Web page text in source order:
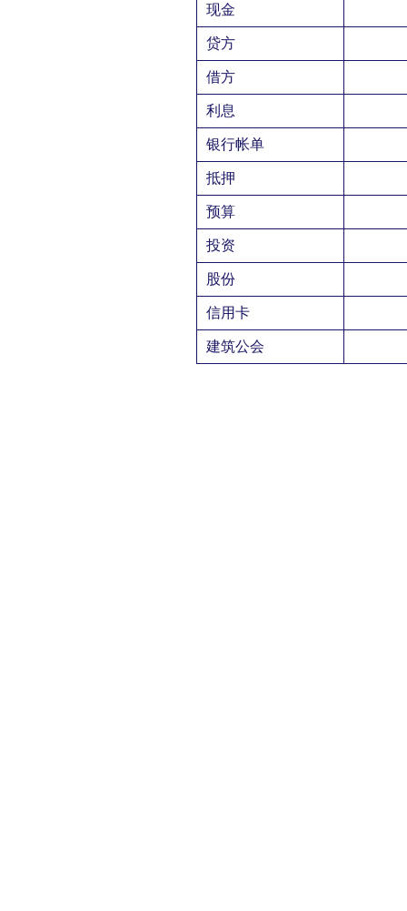
现金
贷方
借方
利息
银行帐单
抵押
预算
投资
股份
信用卡
建筑公会